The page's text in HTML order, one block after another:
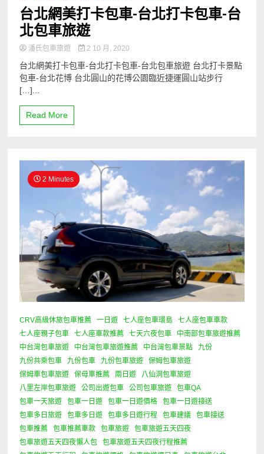
台北網美打卡包車-台北打卡包車-台
北包車旅遊
潘氏包車旅遊 2 10 月, 2020
台北網美打卡包車-台北打卡包車-台北包車旅遊 台北打卡景點
包車-台北花博 台北圓山的花博公園臨近捷運圓山站步行
[…]...
Read More
2 Minutes
CRV高級休旅包車推薦 一日遊 七人座包車環島
七人座包車車款
七人座親子包車
七人座車款推薦 七天六夜包車
中南部包車旅遊推薦
中台灣包車旅遊
中台灣包車旅遊推薦 中台灣包車景點
九份
九份共乘包車
九份包車 九份包車旅遊
保姆包車旅遊
保姆車包車旅遊
保母車推薦 兩日遊
八仙洞包車旅遊
八里左岸包車旅遊
公司出遊包車 公司包車旅遊
包車QA
包車一天旅遊
包車一日遊 包車一日遊價格
包車一日遊接送
包車多日旅遊
包車多日遊 包車多日遊行程 包車建議
包車接送
包車推薦
包車推薦車款 包車旅遊
包車旅遊五天四夜
包車旅遊五天四夜懶人包
包車旅遊五天四夜行程推薦